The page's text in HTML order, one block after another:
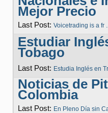
Mejor Precio
Last Post: Voicetrading is a fr
Estudiar
Tobago
Last Post: Estudia Inglés en
Noticias de
Colombia
Last Post: En Pleno Día sin